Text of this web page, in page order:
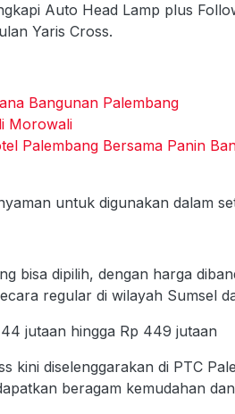
Auto Head Lamp plus
Yaris Cross.
Bangunan Palembang
Morowali
Palembang Bersama Panin
untuk digunakan dalam
bisa dipilih, dengan harga
regular di wilayah Sumsel
jutaan hingga Rp 449 jutaan
kini diselenggarakan di PTC
beragam kemudahan